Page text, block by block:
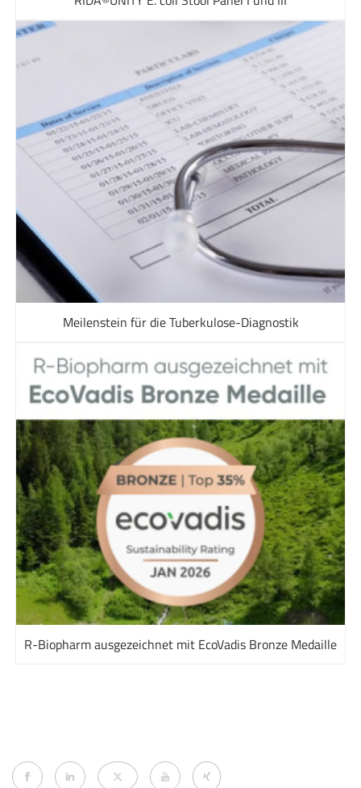
Meilenstein für die Tuberkulose-Diagnostik
R-Biopharm ausgezeichnet mit EcoVadis Bronze Medaille